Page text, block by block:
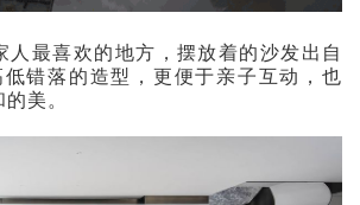
人最喜欢的地方，摆放着的沙发出自
错落的造型，更便于亲子互动，也
美。